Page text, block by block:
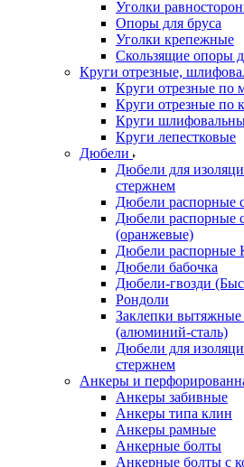
Уголки
Опоры для бруса
Уголки крепежные
Скользящие опоры
Круги отрезные,
Круги отрезные по
Круги отрезные по
Круги
Круги лепестковые
Дюбели
Дюбели для
стержнем
Дюбели распорные
Дюбели распорные
(оранжевые)
Дюбели распорные
Дюбели бабочка
Дюбели-гвозди
Рондоли
Заклепки
(алюминий-сталь)
Дюбели для
стержнем
Анкеры и
Анкеры забивные
Анкеры типа клин
Анкеры рамные
Анкерные болты
Анкерные болты с